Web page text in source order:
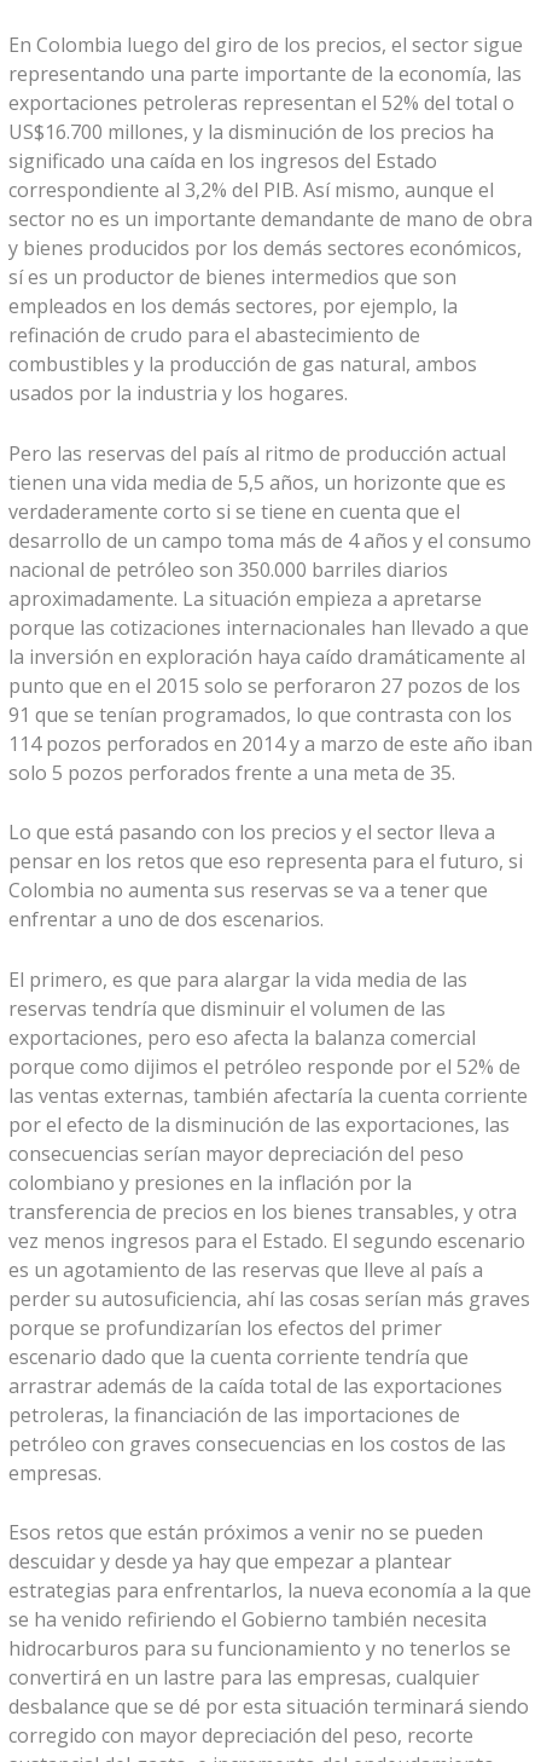
En Colombia luego del giro de los precios, el sector sigue
representando una parte importante de la economía, las
exportaciones petroleras representan el 52% del total o
US$16.700 millones, y la disminución de los precios ha
significado una caída en los ingresos del Estado
correspondiente al 3,2% del PIB. Así mismo, aunque el
sector no es un importante demandante de mano de obra
y bienes producidos por los demás sectores económicos,
sí es un productor de bienes intermedios que son
empleados en los demás sectores, por ejemplo, la
refinación de crudo para el abastecimiento de
combustibles y la producción de gas natural, ambos
usados por la industria y los hogares.
Pero las reservas del país al ritmo de producción actual
tienen una vida media de 5,5 años, un horizonte que es
verdaderamente corto si se tiene en cuenta que el
desarrollo de un campo toma más de 4 años y el consumo
nacional de petróleo son 350.000 barriles diarios
aproximadamente. La situación empieza a apretarse
porque las cotizaciones internacionales han llevado a que
la inversión en exploración haya caído dramáticamente al
punto que en el 2015 solo se perforaron 27 pozos de los
91 que se tenían programados, lo que contrasta con los
114 pozos perforados en 2014 y a marzo de este año iban
solo 5 pozos perforados frente a una meta de 35.
Lo que está pasando con los precios y el sector lleva a
pensar en los retos que eso representa para el futuro, si
Colombia no aumenta sus reservas se va a tener que
enfrentar a uno de dos escenarios.
El primero, es que para alargar la vida media de las
reservas tendría que disminuir el volumen de las
exportaciones, pero eso afecta la balanza comercial
porque como dijimos el petróleo responde por el 52% de
las ventas externas, también afectaría la cuenta corriente
por el efecto de la disminución de las exportaciones, las
consecuencias serían mayor depreciación del peso
colombiano y presiones en la inflación por la
transferencia de precios en los bienes transables, y otra
vez menos ingresos para el Estado. El segundo escenario
es un agotamiento de las reservas que lleve al país a
perder su autosuficiencia, ahí las cosas serían más graves
porque se profundizarían los efectos del primer
escenario dado que la cuenta corriente tendría que
arrastrar además de la caída total de las exportaciones
petroleras, la financiación de las importaciones de
petróleo con graves consecuencias en los costos de las
empresas.
Esos retos que están próximos a venir no se pueden
descuidar y desde ya hay que empezar a plantear
estrategias para enfrentarlos, la nueva economía a la que
se ha venido refiriendo el Gobierno también necesita
hidrocarburos para su funcionamiento y no tenerlos se
convertirá en un lastre para las empresas, cualquier
desbalance que se dé por esta situación terminará siendo
corregido con mayor depreciación del peso, recorte